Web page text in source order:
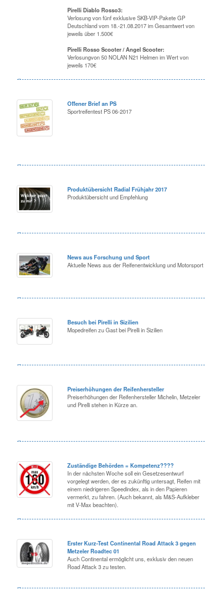
Pirelli Diablo Rosso3:
Verlosung von fünf exklusive SKB-VIP-Pakete GP
Deutschland vom 18.-21.08.2017 im Gesamtwert von
jeweils über 1.500€
Pirelli Rosso Scooter / Angel Scooter:
Verlosungvon 50 NOLAN N21 Helmen im Wert von
jeweils 170€
Offener Brief an PS
Sportreifentest PS 06-2017
Produktübersicht Radial Frühjahr 2017
Produktübersicht und Empfehlung
News aus Forschung und Sport
Aktuelle News aus der Reifenentwicklung und Motorsport
Besuch bei Pirelli in Sizilien
Mopedreifen zu Gast bei Pirelli in Sizilien
Preiserhöhungen der Reifenhersteller
Preiserhöhungen der Reifenhersteller Michelin, Metzeler
und Pirelli stehen in Kürze an.
Zuständige Behörden = Kompetenz????
In der nächsten Woche soll ein Gesetzesentwurf
vorgelegt werden, der es zukünftig untersagt, Reifen mit
einem niedrigeren Speedindex, als in den Papieren
vermerkt, zu fahren. (Auch bekannt, als M&S-Aufkleber
mit V-Max beachten).
Erster Kurz-Test Continental Road Attack 3 gegen
Metzeler Roadtec 01
Auch Continental ermöglicht uns, exklusiv den neuen
Road Attack 3 zu testen.